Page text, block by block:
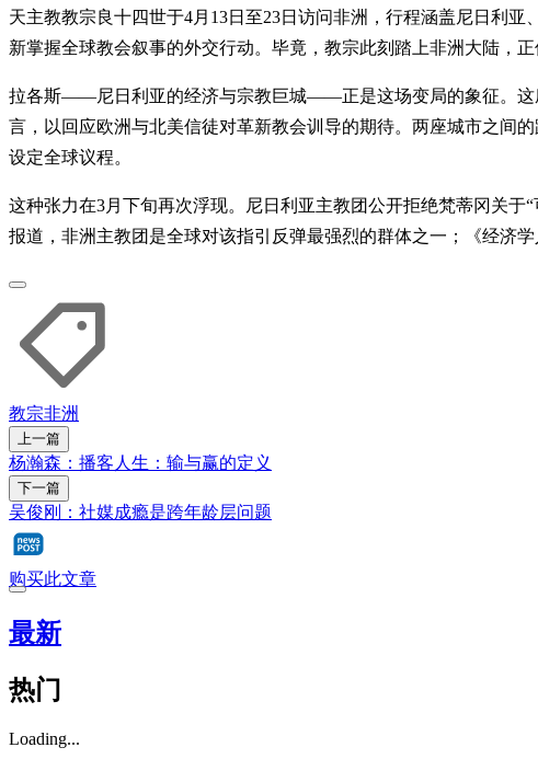
天主教教宗良十四世于4月13日至23日访问非洲，行程涵盖尼日利
新掌握全球教会叙事的外交行动。毕竟，教宗此刻踏上非洲大陆，
拉各斯——尼日利亚的经济与宗教巨城——正是这场变局的象征。这
言，以回应欧洲与北美信徒对革新教会训导的期待。两座城市之间
设定全球议程。
这种张力在3月下旬再次浮现。尼日利亚主教团公开拒绝梵蒂冈关于
报道，非洲主教团是全球对该指引反弹最强烈的群体之一；《经济
教宗非洲
上一篇
杨瀚森：播客人生：输与赢的定义
下一篇
吴俊刚：社媒成瘾是跨年龄层问题
购买此文章
最新
热门
Loading...